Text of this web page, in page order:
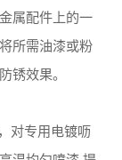
锈效果。